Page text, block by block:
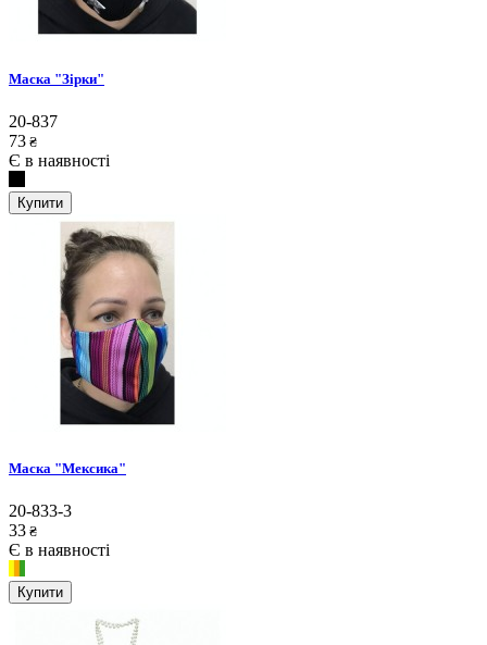
Маска "Зірки"
20-837
73 ₴
Є в наявності
Купити
Маска "Мексика"
20-833-3
33 ₴
Є в наявності
Купити